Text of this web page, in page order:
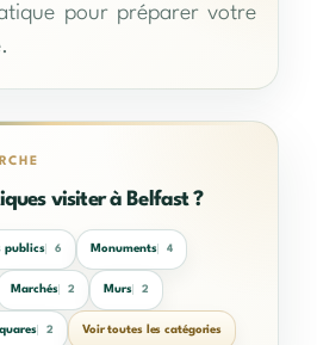
pour préparer votre
visiter à Belfast ?
publics 6 Monuments 4
Marchés 2 Murs 2
2 Voir toutes les catégories